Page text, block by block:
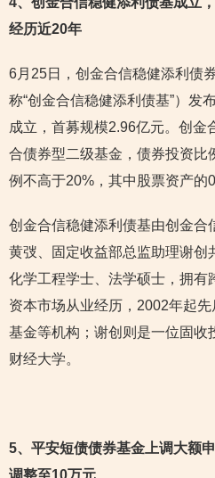
经历近20年
6月25日，创金合信稳健添利债
称“创金合信稳健添利债基”）发
成立，首募规模2.96亿元。创金
合债券型二级基金，债券投资比
例不高于20%，其中股票资产的
创金合信稳健添利债基由创金合
黄弢、固定收益部总监助理谢创
化学工程学士、法学硕士，拥有
资本市场从业经历，2002年起
基金等机构；谢创则是一位固收
财经大学。
5、平安短债债券基金上调大额
调整至10万元